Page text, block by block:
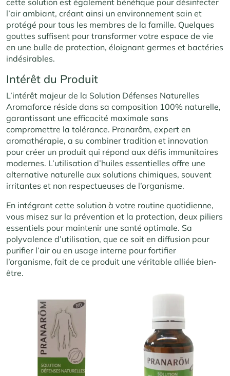
cette solution est également bénéfique pour désinfecter
l’air ambiant, créant ainsi un environnement sain et
protégé pour tous les membres de la famille. Quelques
gouttes suffisent pour transformer votre espace de vie
en une bulle de protection, éloignant germes et bactéries
indésirables.
Intérêt du Produit
L’intérêt majeur de la Solution Défenses Naturelles
Aromaforce réside dans sa composition 100% naturelle,
garantissant une efficacité maximale sans
compromettre la tolérance. Pranarôm, expert en
aromathérapie, a su combiner tradition et innovation
pour créer un produit qui répond aux défis immunitaires
modernes. L’utilisation d’huiles essentielles offre une
alternative naturelle aux solutions chimiques, souvent
irritantes et non respectueuses de l’organisme.
En intégrant cette solution à votre routine quotidienne,
vous misez sur la prévention et la protection, deux piliers
essentiels pour maintenir une santé optimale. Sa
polyvalence d’utilisation, que ce soit en diffusion pour
purifier l’air ou en usage interne pour fortifier
l’organisme, fait de ce produit une véritable alliée bien-
être.